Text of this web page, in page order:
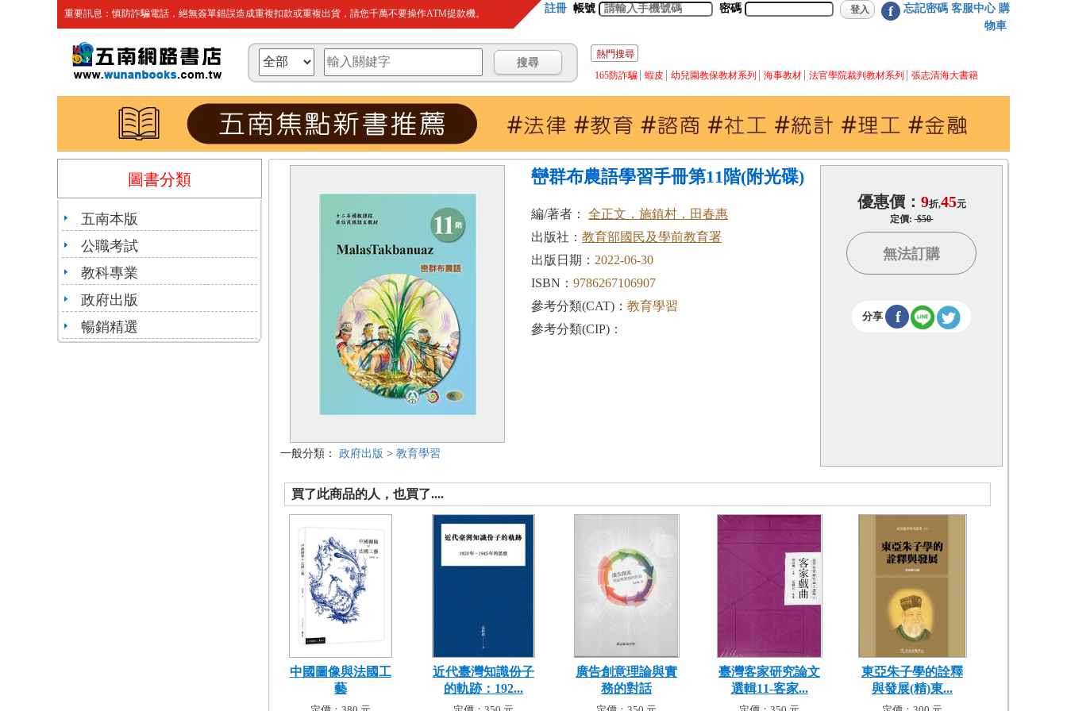
重要訊息：慎防詐騙電話，絕無簽單錯誤造成重複扣款或重複出貨，請您千萬不要操作ATM提款機。 註冊 帳號 密碼 f 忘記密碼 客服中心 購
物車
熱門搜尋
165防詐騙
蝦皮 幼兒園教保教材系列 海事教材 法官學院裁判教材系列 張志清海大書籍
圖書分類
五南本版
公職考試
教科專業
政府出版
暢銷精選
一般分類： 政府出版 > 教育學習
巒群布農語學習手冊第11階(附光碟)
編/著者： 全正文，施鎮村，田春惠
出版社： 教育部國民及學前教育署
出版日期： 2022-06-30
ISBN： 9786267106907
參考分類(CAT)： 教育學習
參考分類(CIP)：
優惠價： 9折,45元
定價:$50
無法訂購
分享 f
買了此商品的人，也買了....
中國圖像與法國工
藝
近代臺灣知識份子
的軌跡：192...
廣告創意理論與實
務的對話
臺灣客家研究論文
選輯11-客家...
東亞朱子學的詮釋
與發展(精)東...